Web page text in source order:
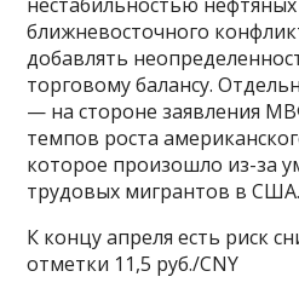
ближневосточного
добавлять
торговому балансу.
— на стороне заявления
темпов роста
которое произошло из-за
трудовых мигрантов в США.
К концу апреля есть риск
отметки 11,5 руб./CNY